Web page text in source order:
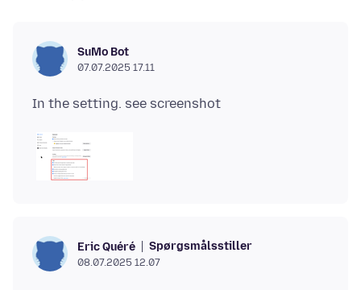
SuMo Bot
07.07.2025 17.11
Eric Quéré Spørgsmålsstiller
08.07.2025 12.07